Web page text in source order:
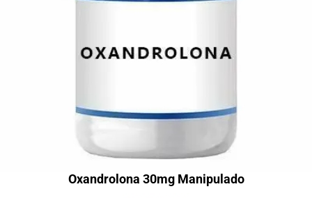
Oxandrolona 30mg Manipulado